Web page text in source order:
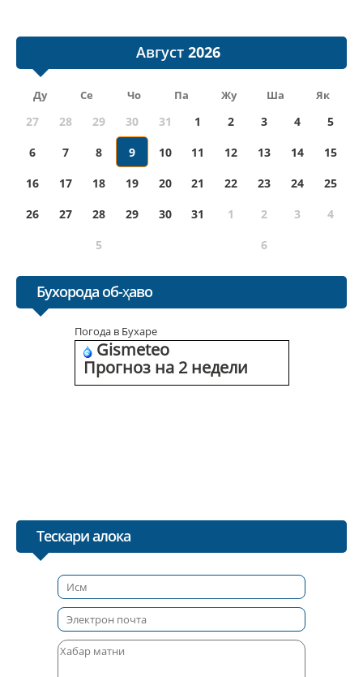
Август
Ду Се Чо Па Жу Ша Як
27 28 29 30 31 1 2 3 4
5
6
7 8 9 10 11 12 13 14
15
16
17 18 19 20 21 22 23 24
25
26
27 28 29 30 31 1 2 3
4
5
6
Бухорода об-ҳаво
Погода в Бухаре
Gismeteo
Прогноз на 2 недели
Тескари алока